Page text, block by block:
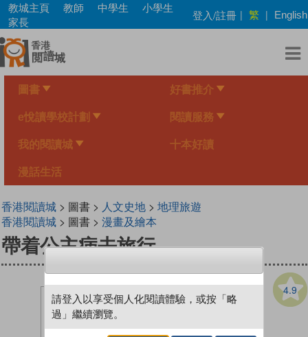
Skip
main
content
教城主頁 教師 中學生
小學生
家長
登入/註冊 | 繁 | English
圖書 好書推介
e悅讀學校計劃 閱讀服務
我的閱讀城 十本好讀
漫話生活
香港閱讀城> 圖書 > 人文史地> 地理旅遊
香港閱讀城> 圖書 > 漫畫及繪本
帶着公主病去旅行
4.9
請登入以享受個人化閱讀體驗，或按「略
過」繼續瀏覽。